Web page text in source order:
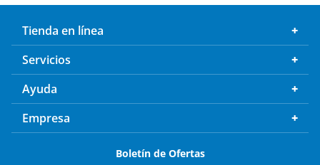
Tienda en línea
Servicios
Ayuda
Empresa
Boletín de Ofertas